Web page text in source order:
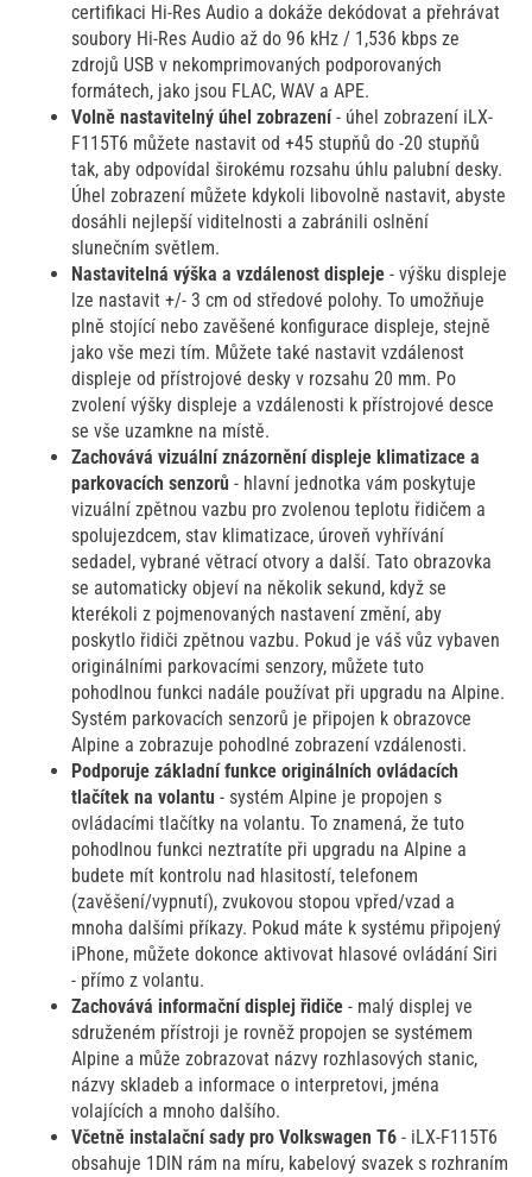
certifikaci Hi-Res Audio a dokáže dekódovat a přehrávat
soubory Hi-Res Audio až do 96 kHz / 1,536 kbps ze
zdrojů USB v nekomprimovaných podporovaných
formátech, jako jsou FLAC, WAV a APE.
Volně nastavitelný úhel zobrazení- úhel zobrazení iLX-
F115T6 můžete nastavit od +45 stupňů do -20 stupňů
tak, aby odpovídal širokému rozsahu úhlu palubní desky.
Úhel zobrazení můžete kdykoli libovolně nastavit, abyste
dosáhli nejlepší viditelnosti a zabránili oslnění
slunečním světlem.
Nastavitelná výška a vzdálenost displeje - výšku displeje
lze nastavit +/- 3 cm od středové polohy. To umožňuje
plně stojící nebo zavěšené konfigurace displeje, stejně
jako vše mezi tím. Můžete také nastavit vzdálenost
displeje od přístrojové desky v rozsahu 20 mm. Po
zvolení výšky displeje a vzdálenosti k přístrojové desce
se vše uzamkne na místě.
Zachovává vizuální znázornění displeje klimatizace a
parkovacích senzorů - hlavní jednotka vám poskytuje
vizuální zpětnou vazbu pro zvolenou teplotu řidičem a
spolujezdcem, stav klimatizace, úroveň vyhřívání
sedadel, vybrané větrací otvory a další. Tato obrazovka
se automaticky objeví na několik sekund, když se
kterékoli z pojmenovaných nastavení změní, aby
poskytlo řidiči zpětnou vazbu. Pokud je váš vůz vybaven
originálními parkovacími senzory, můžete tuto
pohodlnou funkci nadále používat při upgradu na Alpine.
Systém parkovacích senzorů je připojen k obrazovce
Alpine a zobrazuje pohodlné zobrazení vzdálenosti.
Podporuje základní funkce originálních ovládacích
tlačítek na volantu - systém Alpine je propojen s
ovládacími tlačítky na volantu. To znamená, že tuto
pohodlnou funkci neztratíte při upgradu na Alpine a
budete mít kontrolu nad hlasitostí, telefonem
(zavěšení/vypnutí), zvukovou stopou vpřed/vzad a
mnoha dalšími příkazy. Pokud máte k systému připojený
iPhone, můžete dokonce aktivovat hlasové ovládání Siri
- přímo z volantu.
Zachovává informační displej řidiče - malý displej ve
sdruženém přístroji je rovněž propojen se systémem
Alpine a může zobrazovat názvy rozhlasových stanic,
názvy skladeb a informace o interpretovi, jména
volajících a mnoho dalšího.
Včetně instalační sady pro Volkswagen T6 - iLX-F115T6
obsahuje 1DIN rám na míru, kabelový svazek s rozhraním